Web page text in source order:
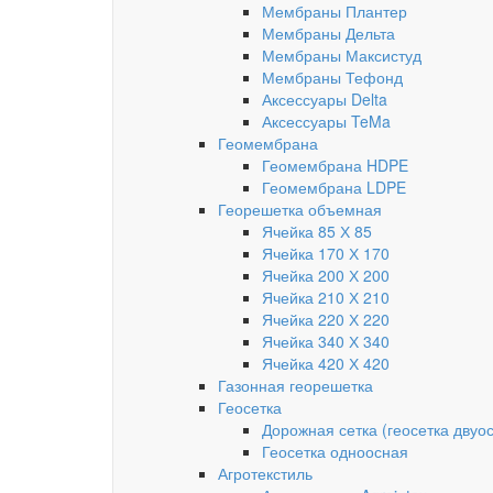
Мембраны Плантер
Мембраны Дельта
Мембраны Максистуд
Мембраны Тефонд
Аксессуары Delta
Аксессуары TeMa
Геомембрана
Геомембрана HDPE
Геомембрана LDPE
Георешетка объемная
Ячейка 85 Х 85
Ячейка 170 Х 170
Ячейка 200 Х 200
Ячейка 210 Х 210
Ячейка 220 Х 220
Ячейка 340 Х 340
Ячейка 420 Х 420
Газонная георешетка
Геосетка
Дорожная сетка (геосетка
Геосетка одноосная
Агротекстиль